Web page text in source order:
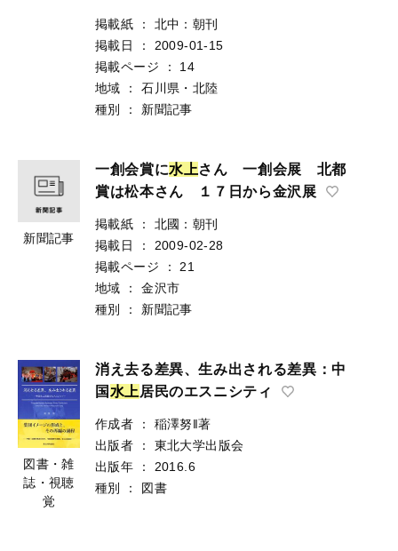
掲載紙 ：
北中：朝刊
掲載日
：
2009-01-15
掲載ページ
：
14
地域
：
石川県・北陸
種別
： 新聞記事
新聞記事
一創会賞に水 上さん 一創会展 北都
賞は松本さん １７日から金沢展
掲載紙 ：
北國：朝刊
掲載日
：
2009-02-28
掲載ページ
：
21
地域
：
金沢市
種別
： 新聞記事
図書・雑
誌・視聴
覚
消え去る差異、生み出される差異：中
国 水 上 居民のエスニシティ
作成者 ：
稲澤努‖著
出版者
：
東北大学出版会
出版年
：
2016.6
種別
： 図書